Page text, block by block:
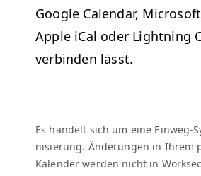
Google Cal­en­dar,
Apple iCal oder Light­ning
verbinden lässt.
Es han­delt sich um eine Ein­weg-
nisierung. Änderun­gen in Ihrem
Kalen­der wer­den nicht in